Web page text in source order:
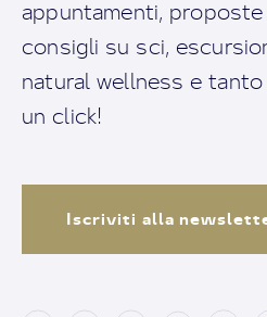
appuntamenti, proposte
consigli su sci,
natural wellness e
un click!
Iscriviti alla